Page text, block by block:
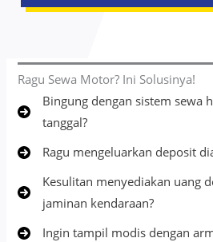
Ragu Sewa Motor? Ini Solusinya!
Bingung dengan sistem sewa
tanggal?
Ragu mengeluarkan deposit
Kesulitan menyediakan uang
jaminan kendaraan?
Ingin tampil modis dengan